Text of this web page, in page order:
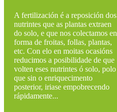
A fertilización é a reposición dos
nutrintes que as plantas extraen
do solo, e que nos colectamos en
forma de froitas, follas, plantas,
etc. Con elo en moitas ocasións
reducimos a posibilidade de que
volten eses nutrintes ó solo, polo
que sin o enriquecimento
posterior, iriase empobrecendo
rápidamente...